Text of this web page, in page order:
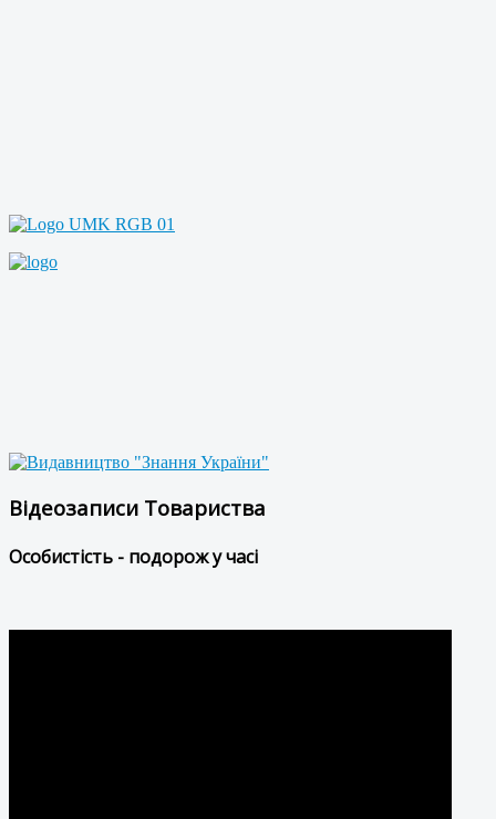
Відеозаписи Товариства
Особистість - подорож у часі